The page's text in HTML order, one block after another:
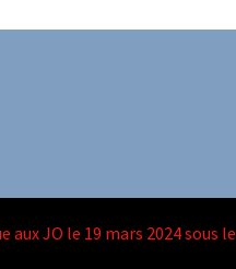
JO le 19 mars 2024 sous le